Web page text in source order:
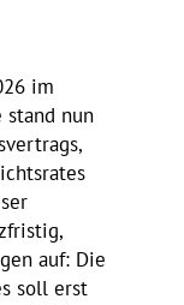
im
stand nun
auf: Die
soll erst